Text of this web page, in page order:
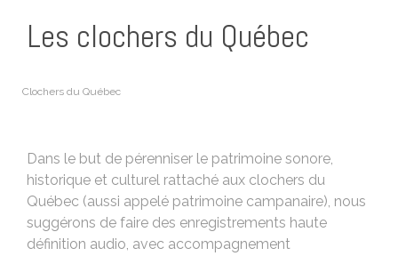
Les clochers du Québec
Clochers du Québec
Dans le but de pérenniser le patrimoine sonore,
historique et culturel rattaché aux clochers du
Québec (aussi appelé patrimoine campanaire), nous
suggérons de faire des enregistrements haute
définition audio, avec accompagnement